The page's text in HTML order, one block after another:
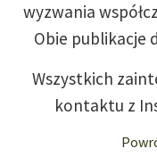
wyzwania
Obie publikacje
Wszystkich
kontaktu z